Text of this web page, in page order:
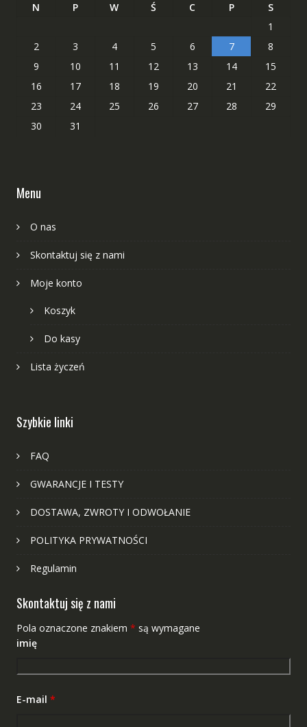
N P W Ś C P
S
1
2
3 4 5 6 7
8
9
10 11 12 13 14
15
16
17 18 19 20 21
22
23
24 25 26 27 28
29
30
31
Menu
O nas
Skontaktuj się z nami
Moje konto
Koszyk
Do kasy
Lista życzeń
Szybkie linki
FAQ
GWARANCJE I TESTY
DOSTAWA, ZWROTY I ODWOŁANIE
POLITYKA PRYWATNOŚCI
Regulamin
Skontaktuj się z nami
Pola oznaczone znakiem * są wymagane
imię
E-mail *